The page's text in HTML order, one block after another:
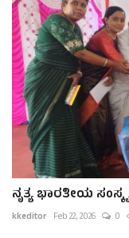
ನೃತ್ಯ ಭಾರತೀಯ
kkeditor Feb 22, 2026 0